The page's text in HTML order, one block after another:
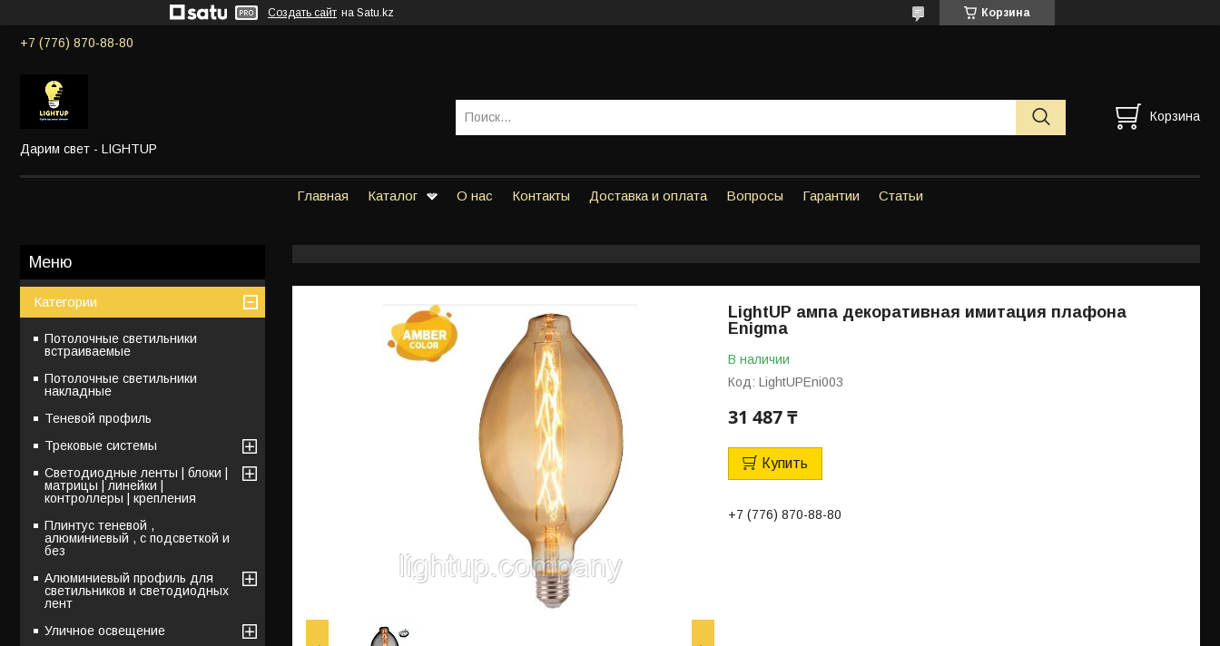
Создать сайт на Satu.kz Корзина
+7 (776) 870-88-80
Дарим свет - LIGHTUP
Корзина
Главная Каталог О нас Контакты Доставка и оплата Вопросы Гарантии Статьи
LightUP ампа декоративная имитация плафона
Enigma
В наличии
Код: LightUPEni003
31 487 ₸
Купить
+7 (776) 870-88-80
Категории
Потолочные светильники
встраиваемые
Потолочные светильники
накладные
Теневой профиль
Трековые системы
Светодиодные ленты | блоки |
матрицы | линейки |
контроллеры | крепления
Плинтус теневой ,
алюминиевый , с подсветкой и
без
Алюминиевый профиль для
светильников и светодиодных
лент
Уличное освещение